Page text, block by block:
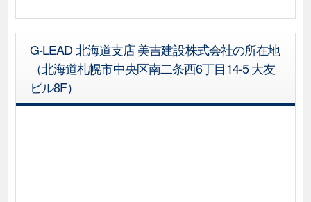
G-LEAD 北海道支店 美吉建設株式会社の所在地
（北海道札幌市中央区南二条西6丁目14-5 大友
ビル8F）